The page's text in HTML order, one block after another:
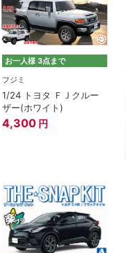
お一人様 3点まで
フジミ
1/24 トヨタ ＦＪクルー
ザー(ホワイト)
4,300 円